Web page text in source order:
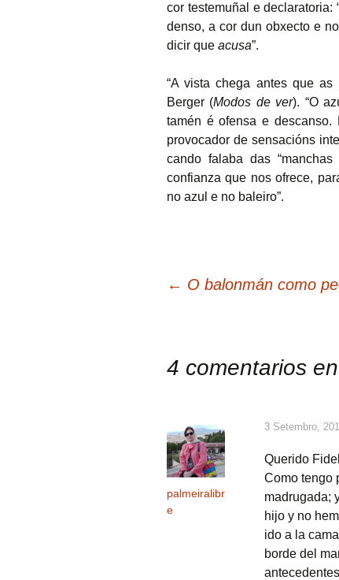
cor testemuñal e declaratoria:
denso, a cor dun obxecto e
dicir que acusa”.
“A vista chega antes que
Berger (Modos de ver). “O
tamén é ofensa e
provocador de sensacións
cando falaba das
confianza que nos ofrece,
no azul e no baleiro”.
Navegación
← O balonmán como
4 comentarios en
palmeiralibr
e
3 Setembro,
Querido
Como tengo
madrugada;
hijo y no
ido a la
borde del